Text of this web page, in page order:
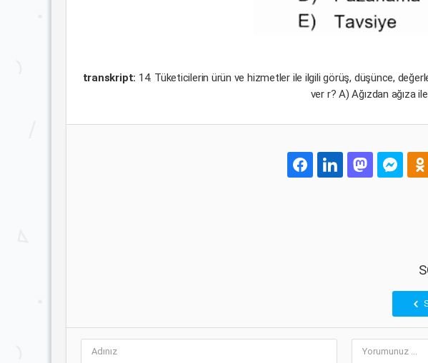
transkript: 14. Tüketicilerin ürün ve hizmetler ile ilgili görüş, düşünce,
ver r? A) Ağızdan ağıza